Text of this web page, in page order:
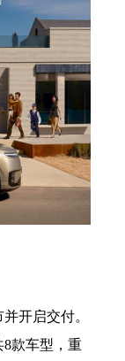
开启交付。
款车型，重